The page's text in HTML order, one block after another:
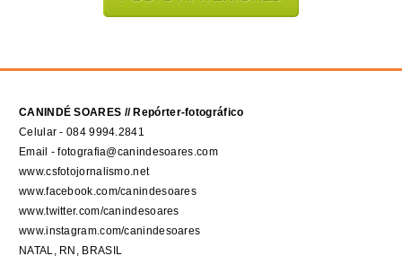
CANINDÉ SOARES // Repórter-fotográfico
Celular - 084 9994.2841
Email - fotografia@canindesoares.com
www.csfotojornalismo.net
www.facebook.com/canindesoares
www.twitter.com/canindesoares
www.instagram.com/canindesoares
NATAL, RN, BRASIL